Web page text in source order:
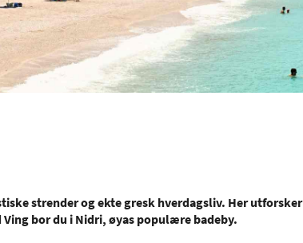
strender og ekte gresk hverdagsliv. Her utforsker
bor du i Nidri, øyas populære badeby.